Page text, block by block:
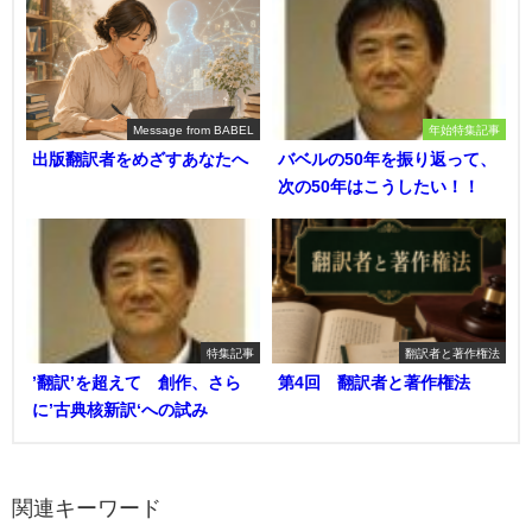
Message from BABEL
出版翻訳者をめざすあなたへ
年始特集記事
バベルの50年を振り返って、
次の50年はこうしたい！！
特集記事
’翻訳’を超えて 創作、さら
に’古典核新訳‘への試み
翻訳者と著作権法
第4回 翻訳者と著作権法
関連キーワード